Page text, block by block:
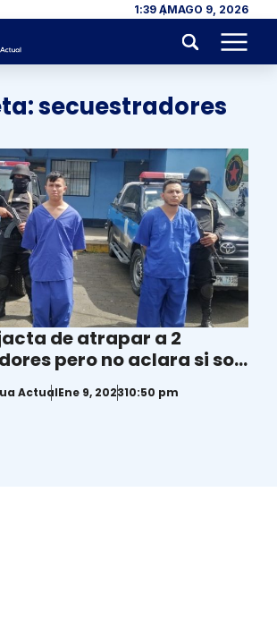
1:39 AMAGO 9, 2026
Menu
secuestradores
de atrapar a 2
pero no aclara si son
por la dictadura
ActualEne 9, 202310:50 pm